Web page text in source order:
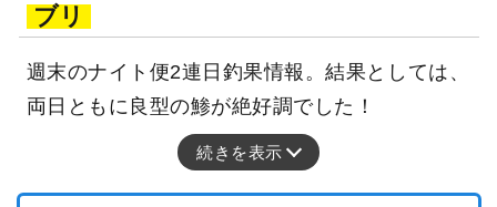
ブリ
週末のナイト便2連日釣果情報。結果としては、
両日ともに良型の鯵が絶好調でした！
続きを表示